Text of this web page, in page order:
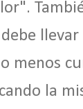
menos
la